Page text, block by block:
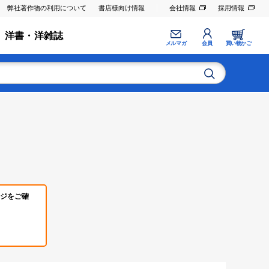
弊社著作物の利用について 書店様向け情報 会社情報 採用情報
洋書・洋雑誌
メルマガ 会員 買い物かご
をご確